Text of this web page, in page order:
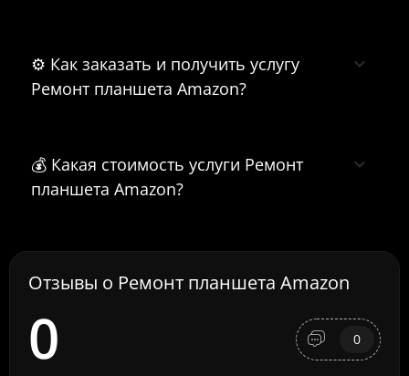
⚙️ Как заказать и получить услугу
Ремонт планшета Amazon?
💰 Какая стоимость услуги Ремонт
планшета Amazon?
Отзывы о Ремонт планшета Amazon
0 0